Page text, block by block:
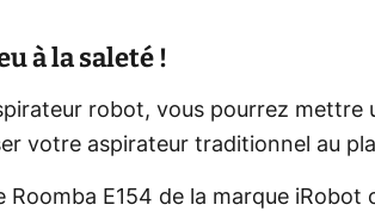
à la saleté !
robot, vous pourrez mettre
votre aspirateur traditionnel au
Roomba E154 de la marque